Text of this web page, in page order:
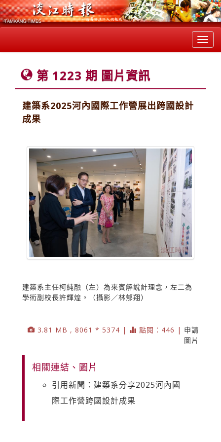
第 1223 期 圖片資訊
建築系2025河內國際工作營展出跨國設計
成果
建築系主任柯純融（左）為來賓解說計理念，左二為
學術副校長許輝煌。（攝影／林郁翔）
3.81 MB , 8061 * 5374 | 點閱：446 | 申請
圖片
相關連結、圖片
引用新聞：建築系分享2025河內國
際工作營跨國設計成果